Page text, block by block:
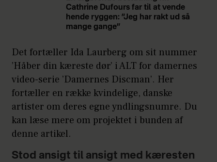
Cathrine Dufours far til at vende
hende ryggen: ”Jeg har rakt ud så
mange gange”
Det fortæller Ida Laurberg om sit nummer
’Håber din kæreste dør’ i ALT for damernes
video-serie ’Damernes Discman’. Her
fortæller en række kvindelige, danske
artister om deres egne yndlingsnumre. Du
kan læse mere om projektet i bunden af
denne artikel.
Stod ansigt til ansigt med kæresten